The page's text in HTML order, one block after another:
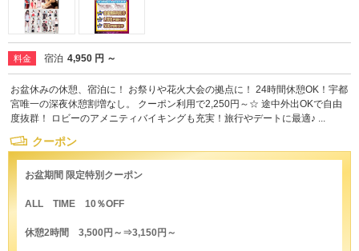
料金 宿泊 4,950 円 ～
お盆休みの休憩、宿泊に！ お祭りや花火大会の拠点に！ 24時間休憩OK！宇都
宮唯一の深夜休憩割増なし。 クーポン利用で2,250円～☆ 途中外出OKで自由
度抜群！ ロビーのアメニティバイキングも充実！旅行やデートに最適♪ ...
クーポン
お盆期間 限定特別クーポン
ALL TIME 10％OFF
休憩2時間 3,500円～⇒3,150円～